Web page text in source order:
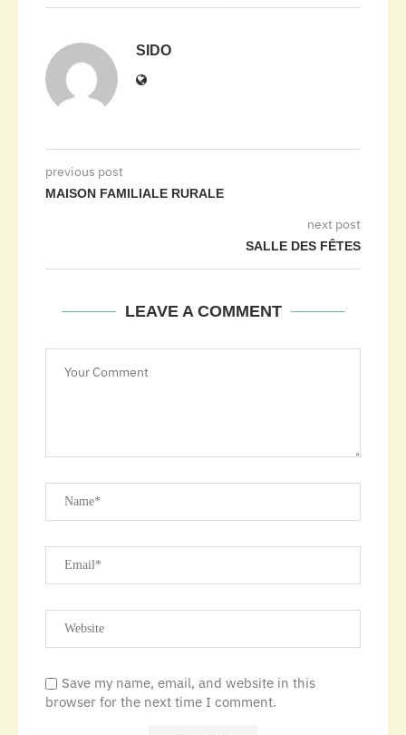
SIDO
previous post
MAISON FAMILIALE RURALE
next post
SALLE DES FÊTES
LEAVE A COMMENT
Save my name, email, and website in this
browser for the next time I comment.